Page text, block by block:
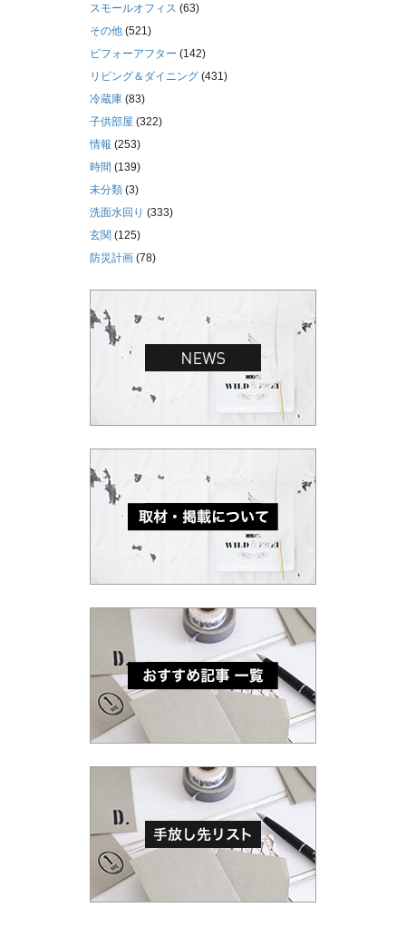
スモールオフィス (63)
その他 (521)
ビフォーアフター (142)
リビング＆ダイニング (431)
冷蔵庫 (83)
子供部屋 (322)
情報 (253)
時間 (139)
未分類 (3)
洗面水回り (333)
玄関 (125)
防災計画 (78)